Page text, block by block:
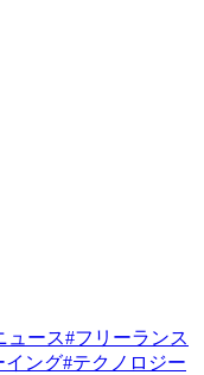
ュース#フリーランス
イング#テクノロジー